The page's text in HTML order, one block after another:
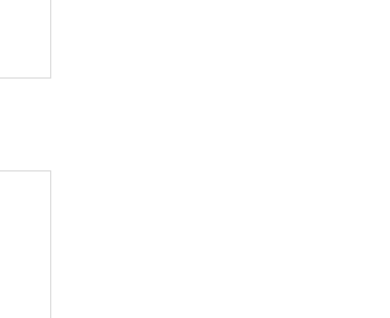
Ronnefeldt Vanilla